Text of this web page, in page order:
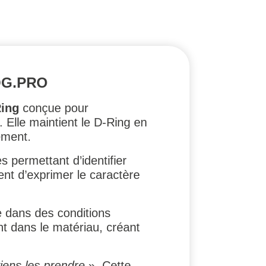
conçue pour
. Elle maintient le D-Ring en
permettant d’identifier
d’exprimer le caractère
dans des conditions
dans le matériau, créant